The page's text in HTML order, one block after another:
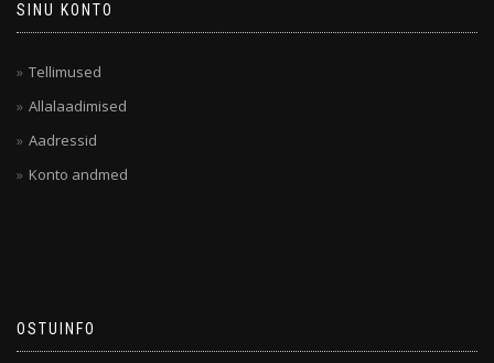
SINU KONTO
Tellimused
Allalaadimised
Aadressid
Konto andmed
OSTUINFO